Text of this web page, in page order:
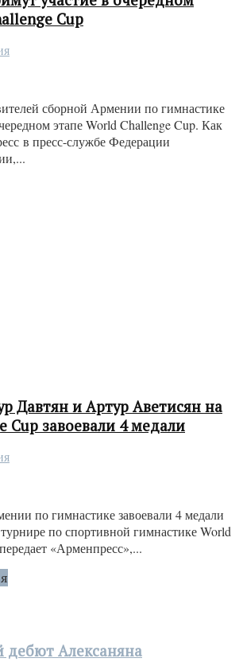
Cup
сборной Армении по гимнастике
этапе World Challenge Cup. Как
в пресс-службе Федерации
Давтян и Артур Аветисян на
Cup завоевали 4 медали
по гимнастике завоевали 4 медали
по спортивной гимнастике World
«Арменпресс»,...
Алексаняна